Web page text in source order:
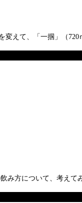
えて、「一掴」（720
み方について、考え